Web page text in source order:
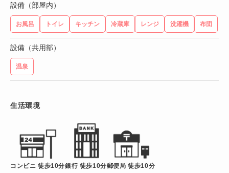
設備（部屋内）
お風呂 トイレ キッチン 冷蔵庫 レンジ 洗濯機 布団
設備（共用部）
温泉
生活環境
コンビニ 徒歩10分銀行 徒歩10分郵便局 徒歩10分